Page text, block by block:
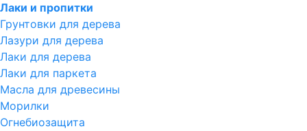
Лаки и пропитки
Грунтовки для дерева
Лазури для дерева
Лаки для дерева
Лаки для паркета
Масла для древесины
Морилки
Огнебиозащита